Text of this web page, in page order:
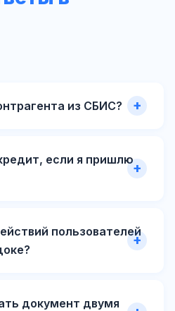
из СБИС?
если я пришлю
пользователей
документ двумя